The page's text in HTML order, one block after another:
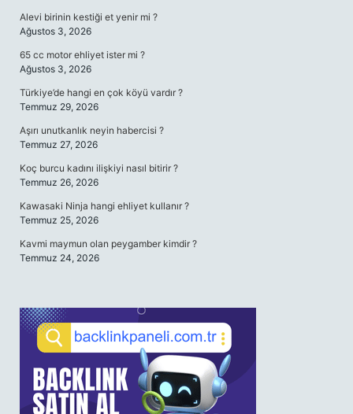
Alevi birinin kestiği et yenir mi ?
Ağustos 3, 2026
65 cc motor ehliyet ister mi ?
Ağustos 3, 2026
Türkiye’de hangi en çok köyü vardır ?
Temmuz 29, 2026
Aşırı unutkanlık neyin habercisi ?
Temmuz 27, 2026
Koç burcu kadını ilişkiyi nasıl bitirir ?
Temmuz 26, 2026
Kawasaki Ninja hangi ehliyet kullanır ?
Temmuz 25, 2026
Kavmi maymun olan peygamber kimdir ?
Temmuz 24, 2026